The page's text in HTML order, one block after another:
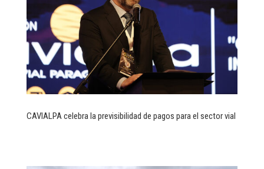
CAVIALPA celebra la previsibilidad de pagos para el sector vial